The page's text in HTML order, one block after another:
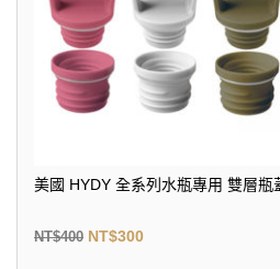
美國 HYDY 全系列水瓶專用 雙層瓶
NT$400 NT$300